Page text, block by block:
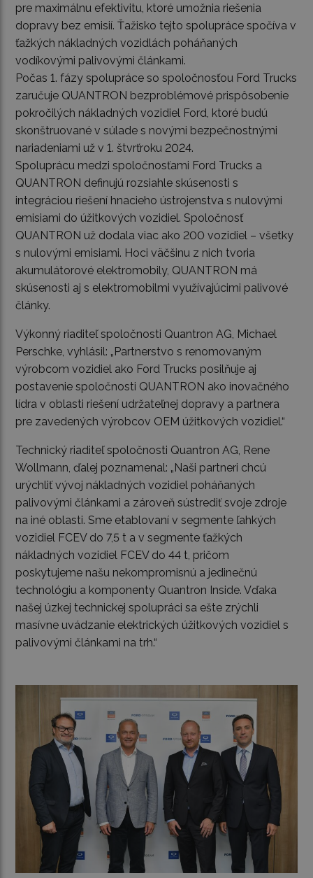
pre maximálnu efektivitu, ktoré umožnia riešenia
dopravy bez emisií. Ťažisko tejto spolupráce spočíva v
ťažkých nákladných vozidlách poháňaných
vodíkovými palivovými článkami.
Počas 1. fázy spolupráce so spoločnosťou Ford Trucks
zaručuje QUANTRON bezproblémové prispôsobenie
pokročilých nákladných vozidiel Ford, ktoré budú
skonštruované v súlade s novými bezpečnostnými
nariadeniami už v 1. štvrťroku 2024.
Spoluprácu medzi spoločnosťami Ford Trucks a
QUANTRON definujú rozsiahle skúsenosti s
integráciou riešení hnacieho ústrojenstva s nulovými
emisiami do úžitkových vozidiel. Spoločnosť
QUANTRON už dodala viac ako 200 vozidiel – všetky
s nulovými emisiami. Hoci väčšinu z nich tvoria
akumulátorové elektromobily, QUANTRON má
skúsenosti aj s elektromobilmi využívajúcimi palivové
články.
Výkonný riaditeľ spoločnosti Quantron AG, Michael
Perschke, vyhlásil: „Partnerstvo s renomovaným
výrobcom vozidiel ako Ford Trucks posilňuje aj
postavenie spoločnosti QUANTRON ako inovačného
lídra v oblasti riešení udržateľnej dopravy a partnera
pre zavedených výrobcov OEM úžitkových vozidiel.“
Technický riaditeľ spoločnosti Quantron AG, Rene
Wollmann, ďalej poznamenal: „Naši partneri chcú
urýchliť vývoj nákladných vozidiel poháňaných
palivovými článkami a zároveň sústrediť svoje zdroje
na iné oblasti. Sme etablovaní v segmente ľahkých
vozidiel FCEV do 7,5 t a v segmente ťažkých
nákladných vozidiel FCEV do 44 t, pričom
poskytujeme našu nekompromisnú a jedinečnú
technológiu a komponenty Quantron Inside. Vďaka
našej úzkej technickej spolupráci sa ešte zrýchli
masívne uvádzanie elektrických úžitkových vozidiel s
palivovými článkami na trh.“